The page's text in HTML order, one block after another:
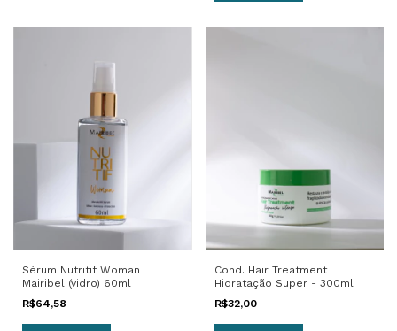
Sérum Nutritif Woman
Mairibel (vidro) 60ml
R$64,58
Cond. Hair Treatment
Hidratação Super - 300ml
R$32,00